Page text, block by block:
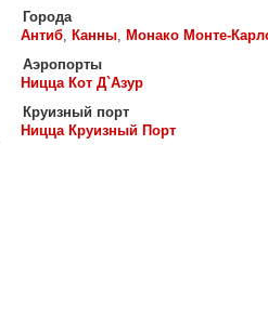
Города
Антиб, Канны, Монако Монте-
Аэропорты
Ницца Кот Д`Азур
Круизный порт
Ницца Круизный Порт